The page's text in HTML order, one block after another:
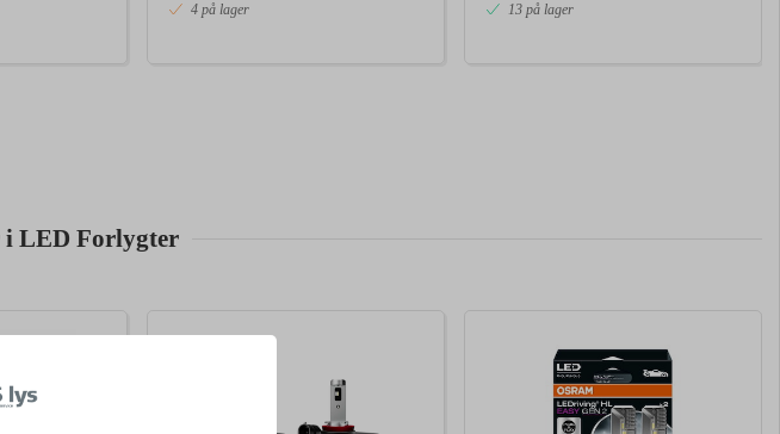
4 på lager 13 på lager
i LED Forlygter